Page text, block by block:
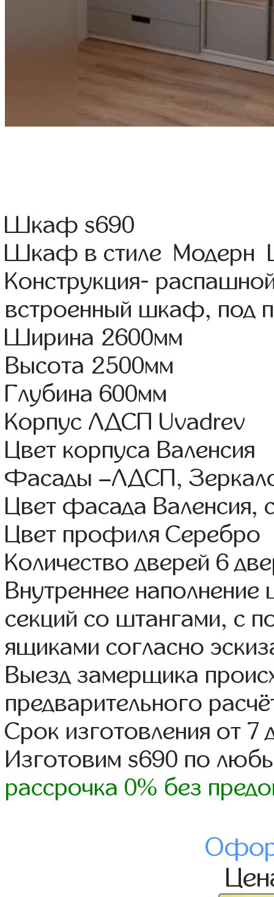
Шкаф s690
Шкаф в стиле Модерн
Конструкция-
встроенный шкаф, под
Ширина 2600мм
Высота 2500мм
Глубина 600мм
Корпус ЛДСП Uvadrev
Цвет корпуса Валенсия
Фасады –ЛДСП,
Цвет фасада Валенсия,
Цвет профиля Серебро
Количество дверей 6
Внутреннее
секций со штангами, с
ящиками согласно
Выезд замерщика
предварительного
Срок изготовления от 7
Изготовим s690 по
рассрочка 0% без